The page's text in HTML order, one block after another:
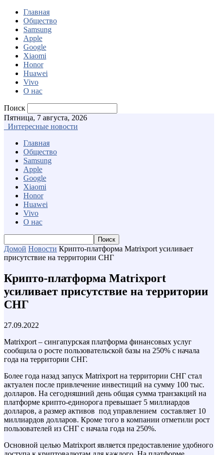
Главная
Общество
Samsung
Apple
Google
Xiaomi
Honor
Huawei
Vivo
О нас
Поиск
Пятница, 7 августа, 2026
Интересные новости
Главная
Общество
Samsung
Apple
Google
Xiaomi
Honor
Huawei
Vivo
О нас
Домой Новости Крипто-платформа Matrixport усиливает
присутствие на территории СНГ
Крипто-платформа Matrixport
усиливает присутствие на территории
СНГ
27.09.2022
Matrixport – сингапурская платформа финансовых услуг
сообщила о росте пользовательской базы на 250% с начала
года на территории СНГ.
Более года назад запуск Matrixport на территории СНГ стал
актуален после привлечение инвестиций на сумму 100 тыс.
долларов. На сегодняшний день общая сумма транзакций на
платформе крипто-единорога превышает 5 миллиардов
долларов, а размер активов под управлением составляет 10
миллиардов долларов. Кроме того в компании отметили рост
пользователей из СНГ с начала года на 250%.
Основной целью Matrixport является предоставление удобного